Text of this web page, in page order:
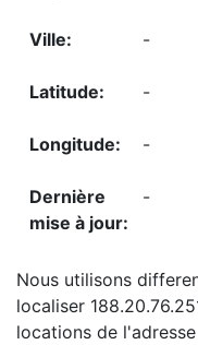
-
-
-
-
Nous utilisons
localiser
locations de